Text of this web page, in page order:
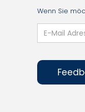
Wenn Sie